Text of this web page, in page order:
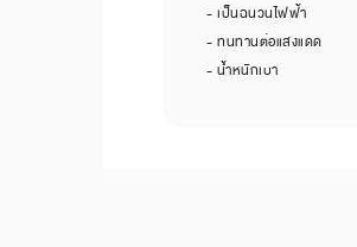
- เป็นฉนวนไฟฟ้า
- ทนทานต่อแสงแดด
- น้ำหนักเบา